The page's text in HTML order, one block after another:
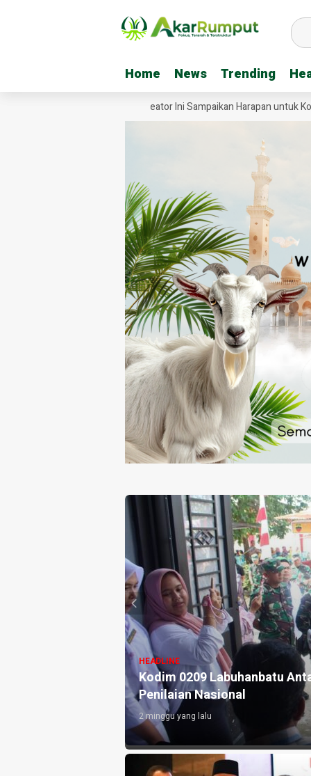
Home News Trending
Home News Trending
Jembatan Garuda, Tiga Kreator Ini Sampaikan Harapan untuk Kodim
HEADLINE
Kodim 0209 Labuhanbatu
Penilaian Nasional
2 minggu yang lalu